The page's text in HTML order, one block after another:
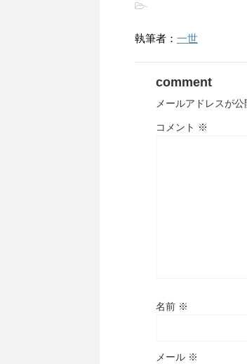
-
執筆者： 一世
comment
メールアドレスが
コメント ※
名前 ※
メール ※